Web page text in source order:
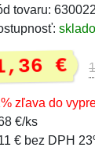
tovaru:
€
zľava do
€/ks
€ bez DPH